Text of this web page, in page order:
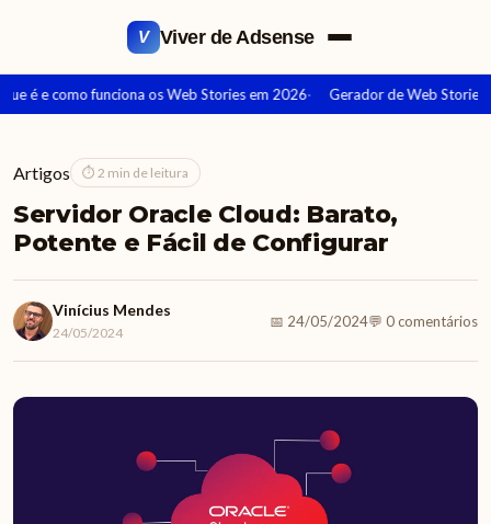
V Viver de Adsense
é e como funciona os Web Stories em 2026 Gerador de Web
Artigos ⏱ 2 min de leitura
Servidor Oracle Cloud: Barato,
Potente e Fácil de Configurar
Vinícius Mendes
24/05/2024
📅 24/05/2024💬 0 comentários